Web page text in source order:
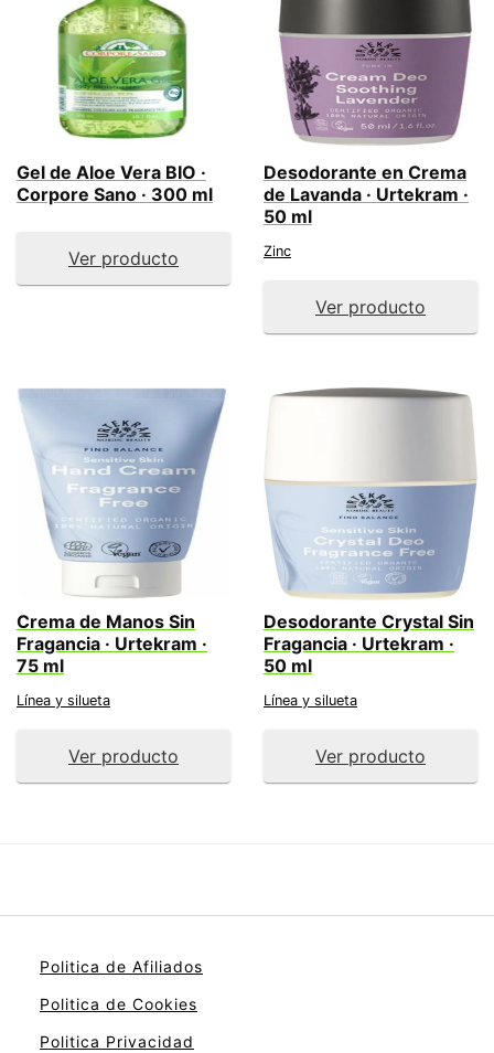
Gel de Aloe Vera BIO ·
Corpore Sano · 300 ml
Ver producto
Desodorante en Crema
de Lavanda · Urtekram ·
50 ml
Zinc
Ver producto
Crema de Manos Sin
Fragancia · Urtekram ·
75 ml
Línea y silueta
Ver producto
Desodorante Crystal Sin
Fragancia · Urtekram ·
50 ml
Línea y silueta
Ver producto
Politica de Afiliados
Politica de Cookies
Politica Privacidad